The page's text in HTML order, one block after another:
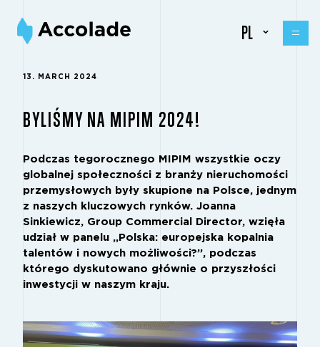
PL
13. MARCH 2024
BYLIŚMY NA MIPIM 2024!
Podczas tegorocznego MIPIM wszystkie oczy
globalnej społeczności z branży nieruchomości
przemysłowych były skupione na Polsce, jednym
z naszych kluczowych rynków. Joanna
Sinkiewicz, Group Commercial Director, wzięła
udział w panelu „Polska: europejska kopalnia
talentów i nowych możliwości?”, podczas
którego dyskutowano głównie o przyszłości
inwestycji w naszym kraju.